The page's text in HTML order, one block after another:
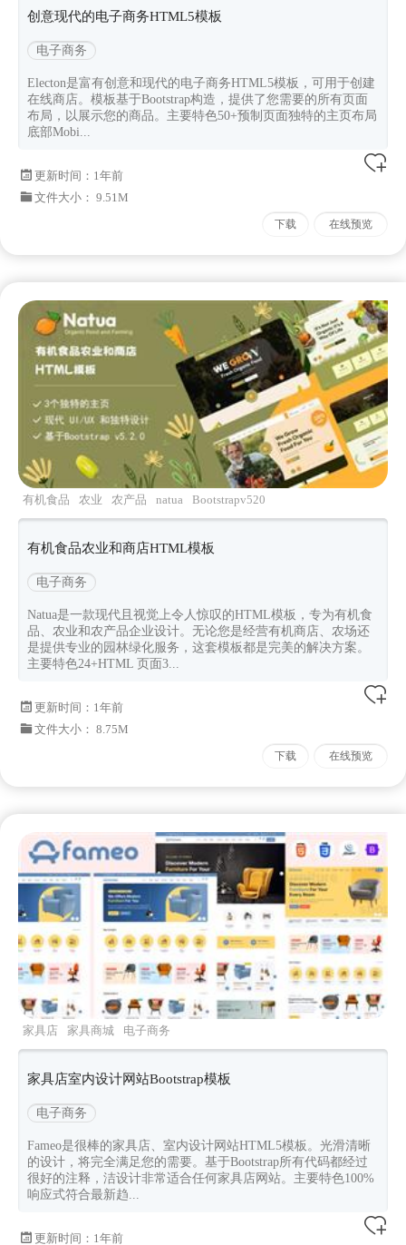
创意现代的电子商务HTML5模板
电子商务
Electon是富有创意和现代的电子商务HTML5模板，可用于创建
在线商店。模板基于Bootstrap构造，提供了您需要的所有页面
布局，以展示您的商品。主要特色50+预制页面独特的主页布局
底部Mobi...
更新时间： 1年前
文件大小： 9.51M
下载 在线预览
有机食品 农业 农产品 natua Bootstrapv520
有机食品农业和商店HTML模板
电子商务
Natua是一款现代且视觉上令人惊叹的HTML模板，专为有机食
品、农业和农产品企业设计。无论您是经营有机商店、农场还
是提供专业的园林绿化服务，这套模板都是完美的解决方案。
主要特色24+HTML 页面3...
更新时间： 1年前
文件大小： 8.75M
下载 在线预览
家具店 家具商城
电子商务
fameo
Bootstrapv533
家具店室内设计网站Bootstrap模板
电子商务
Fameo是很棒的家具店、室内设计网站HTML5模板。光滑清晰
的设计，将完全满足您的需要。基于Bootstrap所有代码都经过
很好的注释，洁设计非常适合任何家具店网站。主要特色100%
响应式符合最新趋...
更新时间： 1年前